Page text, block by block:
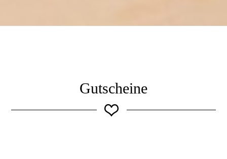
Gutscheine